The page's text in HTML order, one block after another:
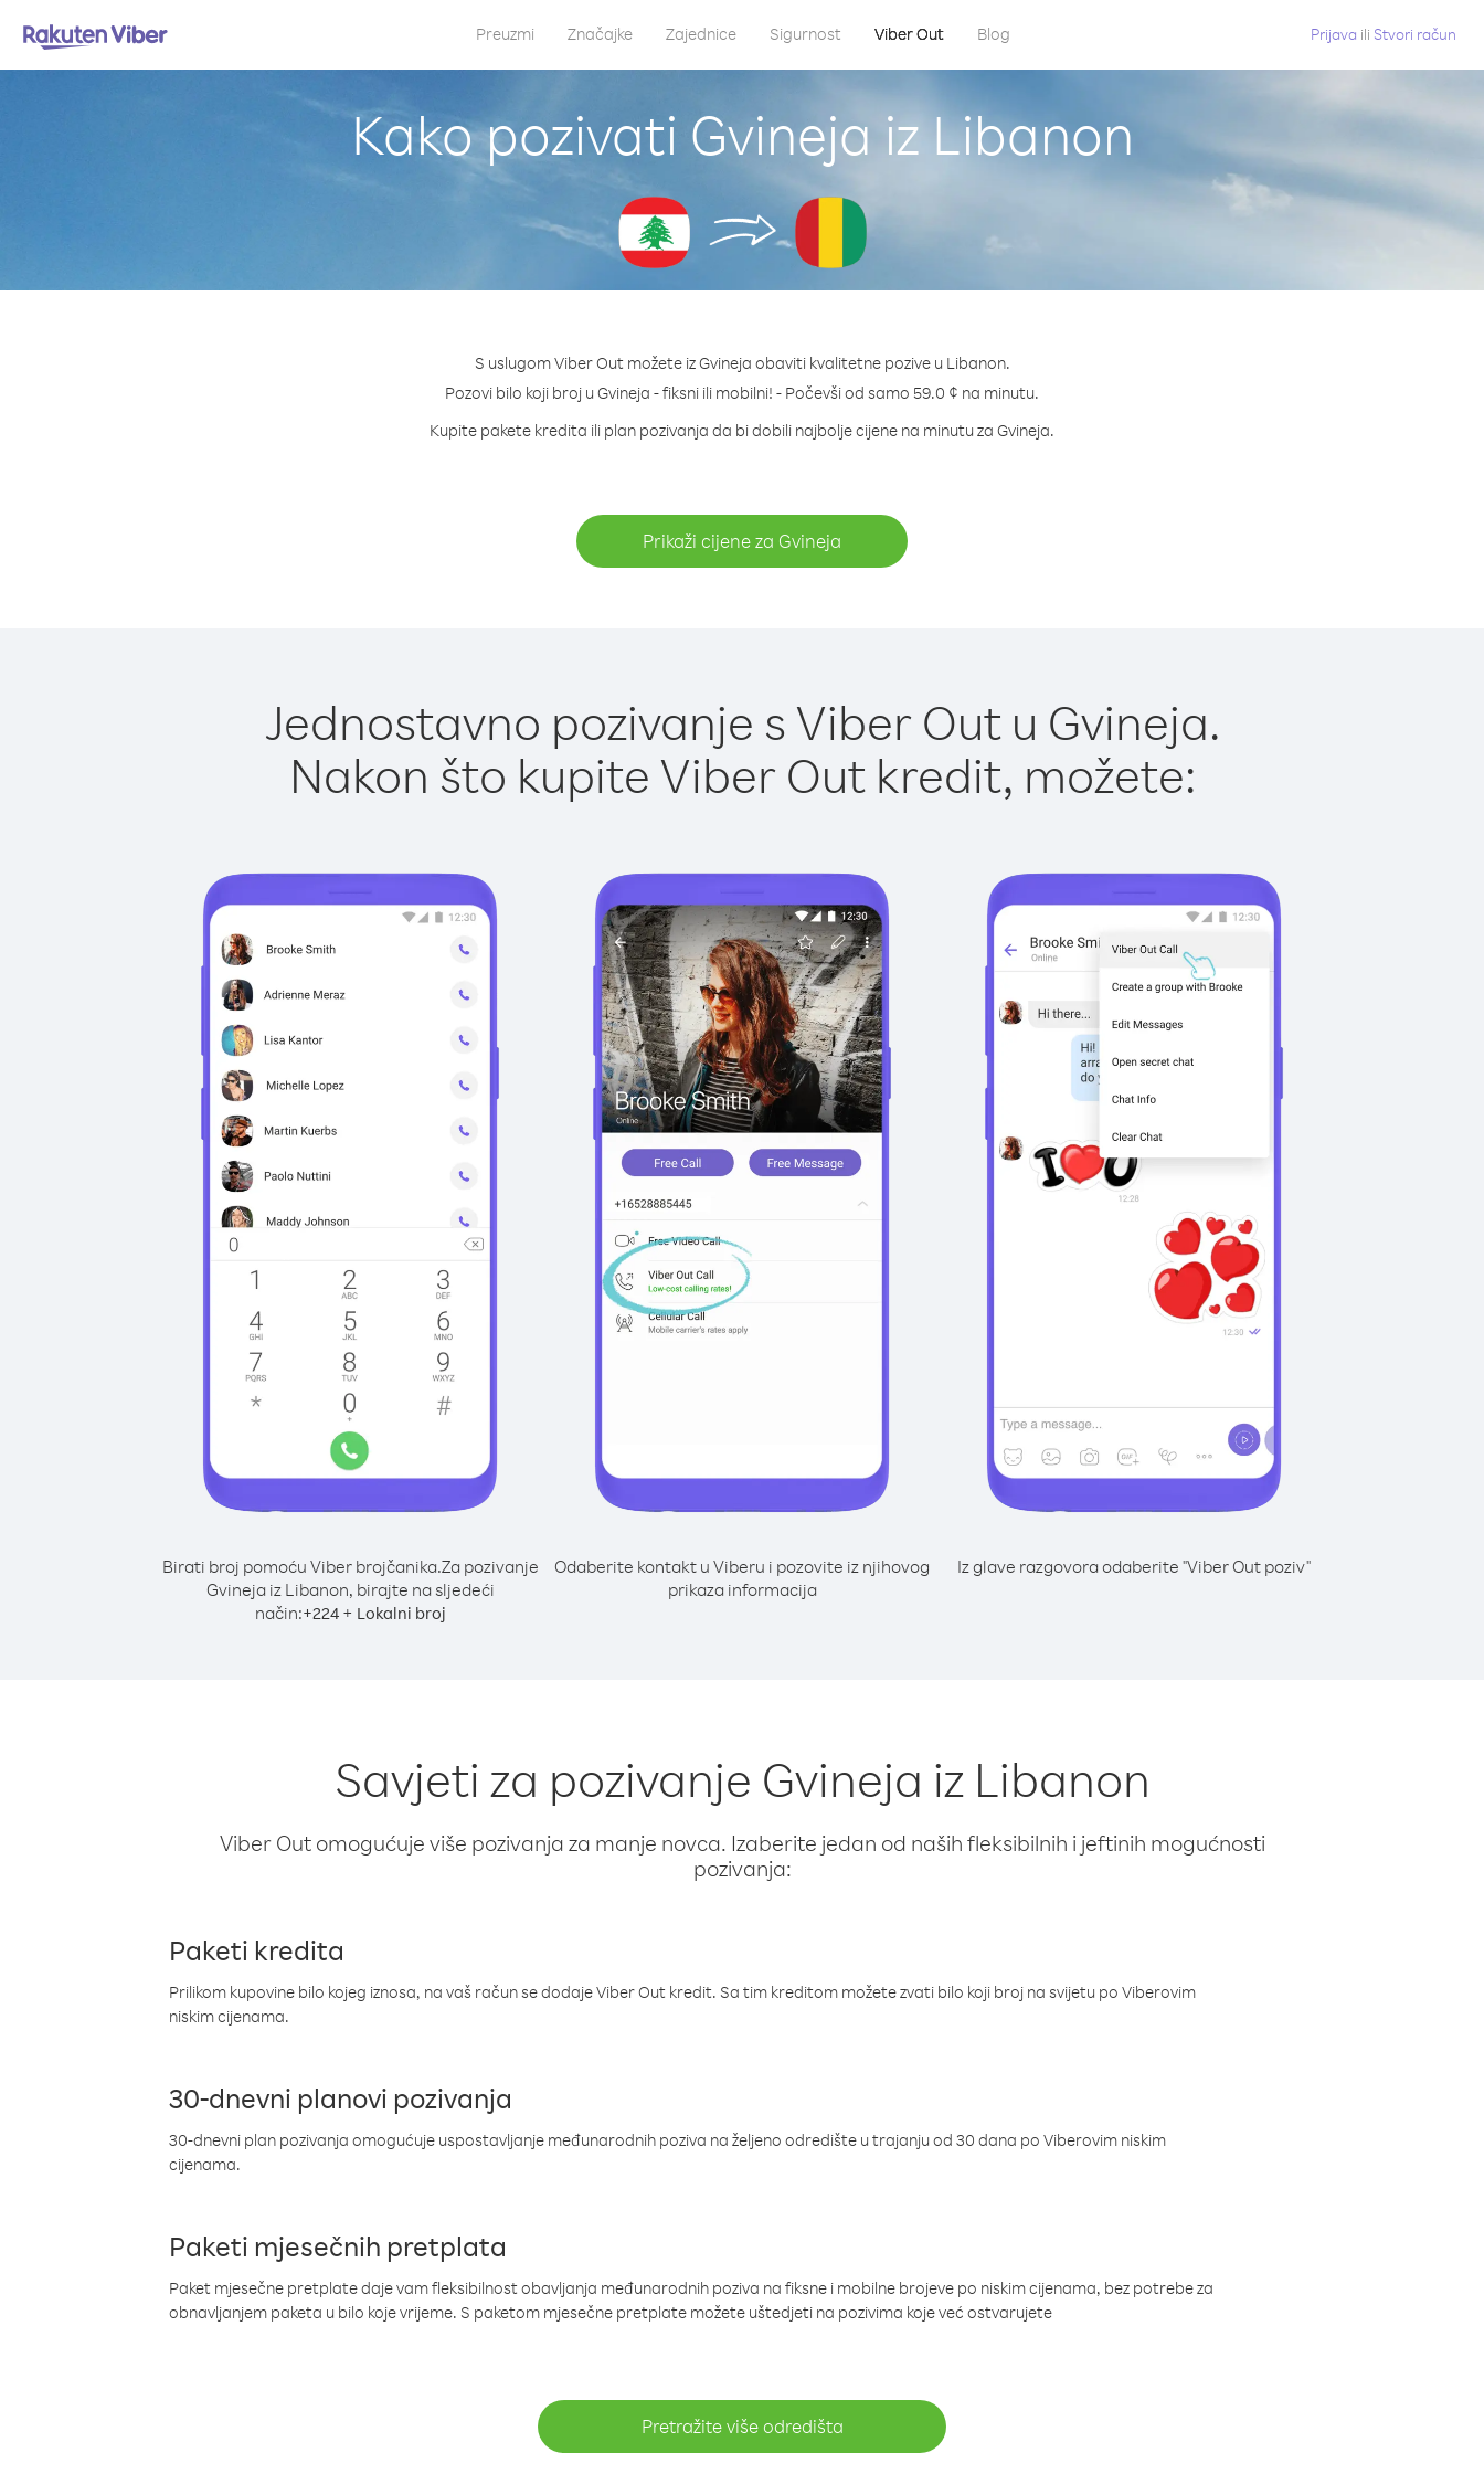
Preuzmi Značajke Zajednice Sigurnost Viber Out Blog Prijava ili Stvori račun
Kako pozivati Gvineja iz Libanon
S uslugom Viber Out možete iz Gvineja obaviti kvalitetne pozive u Libanon.
Pozovi bilo koji broj u Gvineja - fiksni ili mobilni! - Počevši od samo 59.0 ¢ na minutu.
Kupite pakete kredita ili plan pozivanja da bi dobili najbolje cijene na minutu za Gvineja.
Prikaži cijene za Gvineja
Jednostavno pozivanje s Viber Out u Gvineja.
Nakon što kupite Viber Out kredit, možete:
Birati broj pomoću Viber brojčanika.Za pozivanje
Gvineja iz Libanon, birajte na sljedeći
način:+224+ Lokalni broj
Odaberite kontakt u Viberu i pozovite iz njihovog
prikaza informacija
Iz glave razgovora odaberite "Viber Out poziv"
Savjeti za pozivanje Gvineja iz Libanon
Viber Out omogućuje više pozivanja za manje novca. Izaberite jedan od naših fleksibilnih i jeftinih mogućnosti
pozivanja:
Paketi kredita
Prilikom kupovine bilo kojeg iznosa, na vaš račun se dodaje Viber Out kredit. Sa tim kreditom možete zvati bilo koji broj na svijetu po Viberovim
niskim cijenama.
30-dnevni planovi pozivanja
30-dnevni plan pozivanja omogućuje uspostavljanje međunarodnih poziva na željeno odredište u trajanju od 30 dana po Viberovim niskim
cijenama.
Paketi mjesečnih pretplata
Paket mjesečne pretplate daje vam fleksibilnost obavljanja međunarodnih poziva na fiksne i mobilne brojeve po niskim cijenama, bez potrebe za
obnavljanjem paketa u bilo koje vrijeme. S paketom mjesečne pretplate možete uštedjeti na pozivima koje već ostvarujete
Pretražite više odredišta